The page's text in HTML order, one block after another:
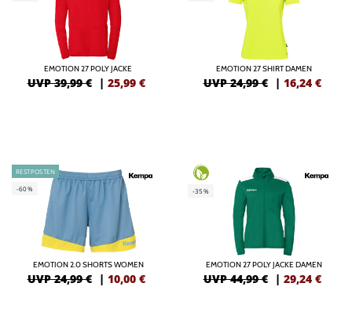
EMOTION 27 POLY JACKE
UVP 39,99 € | 25,99 €
EMOTION 27 SHIRT DAMEN
UVP 24,99 € | 16,24 €
RESTPOSTEN
-60%
EMOTION 2.0 SHORTS WOMEN
UVP 24,99 € | 10,00 €
-35%
EMOTION 27 POLY JACKE DAMEN
UVP 44,99 € | 29,24 €